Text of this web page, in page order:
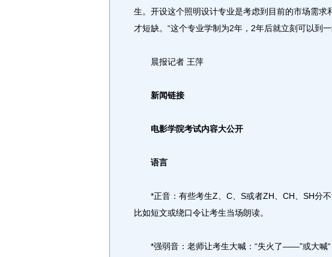
生。开设这个照明设计专业是考虑到目前的市场需求
才短缺。“这个专业学制为2年，2年后就立刻可以到
晨报记者 王萍
新闻链接
电影学院考试内容大公开
语言
*正音：有些考生Z、C、S或者ZH、CH、SH分不
比如短文或绕口令让考生当场朗读。
*强弱音：老师让考生大喊：“失火了——”或大喊“